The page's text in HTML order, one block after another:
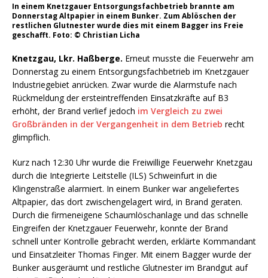
In einem Knetzgauer Entsorgungsfachbetrieb brannte am
Donnerstag Altpapier in einem Bunker. Zum Ablöschen der
restlichen Glutnester wurde dies mit einem Bagger ins Freie
geschafft. Foto: © Christian Licha
Knetzgau, Lkr. Haßberge. Erneut musste die Feuerwehr am
Donnerstag zu einem Entsorgungsfachbetrieb im Knetzgauer
Industriegebiet anrücken. Zwar wurde die Alarmstufe nach
Rückmeldung der ersteintreffenden Einsatzkräfte auf B3
erhöht, der Brand verlief jedoch im Vergleich zu zwei
Großbränden in der Vergangenheit in dem Betrieb recht
glimpflich.
Kurz nach 12:30 Uhr wurde die Freiwillige Feuerwehr Knetzgau
durch die Integrierte Leitstelle (ILS) Schweinfurt in die
Klingenstraße alarmiert. In einem Bunker war angeliefertes
Altpapier, das dort zwischengelagert wird, in Brand geraten.
Durch die firmeneigene Schaumlöschanlage und das schnelle
Eingreifen der Knetzgauer Feuerwehr, konnte der Brand
schnell unter Kontrolle gebracht werden, erklärte Kommandant
und Einsatzleiter Thomas Finger. Mit einem Bagger wurde der
Bunker ausgeräumt und restliche Glutnester im Brandgut auf